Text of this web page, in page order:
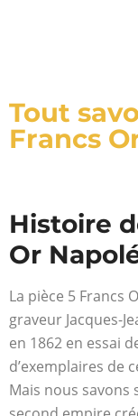
Tout
Francs
Histoire
Or
La pièce 5 Francs
graveur Jacques-
en 1862 en essai
d’exemplaires de
Mais nous savons